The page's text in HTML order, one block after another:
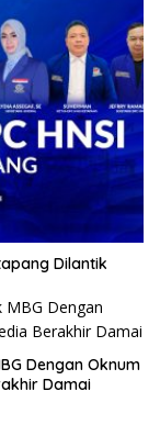
Dilantik
Dengan Oknum
Damai